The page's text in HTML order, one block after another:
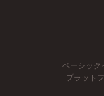
ベーシック
プラット